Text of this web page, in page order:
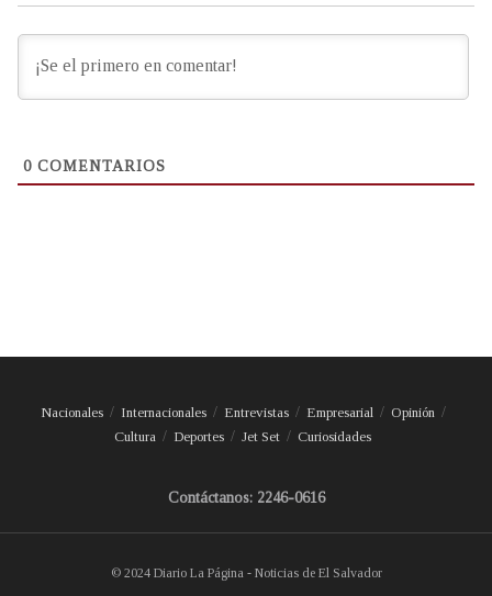
0 COMENTARIOS
Nacionales Internacionales Entrevistas Empresarial
Opinión
Cultura
Deportes Jet Set Curiosidades
Contáctanos: 2246-0616
© 2024 Diario La Página - Noticias de El Salvador